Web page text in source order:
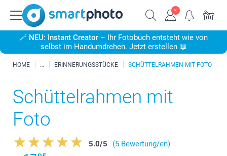
🪄 NEU: Instant Creator – Ihr Fotobuch entsteht wie von
selbst im Handumdrehen. Jetzt erstellen 📖
HOME ERINNERUNGSSTÜCKE SCHÜTTELRAHMEN MIT FOTO
Schüttelrahmen mit
Foto
5.0/5
(5 Bewertung/en)